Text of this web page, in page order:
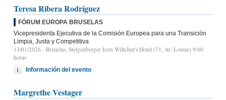
Teresa Ribera Rodríguez
FÓRUM EUROPA BRUSELAS
Vicepresidenta Ejecutiva de la Comisión Europea para una Transición
Limpia, Justa y Competitiva
13/01/2026 - Bruselas, Steigenberger Icon Wiltcher's Hotel (71, Av. Louise) 9:00
horas
Información del evento
Margrethe Vestager